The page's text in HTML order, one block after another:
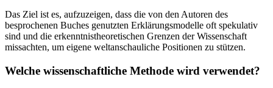
Das Ziel ist es, aufzuzeigen, dass die von den Autoren des
besprochenen Buches genutzten Erklärungsmodelle oft spekulativ
sind und die erkenntnistheoretischen Grenzen der Wissenschaft
missachten, um eigene weltanschauliche Positionen zu stützen.
Welche wissenschaftliche Methode wird verwendet?